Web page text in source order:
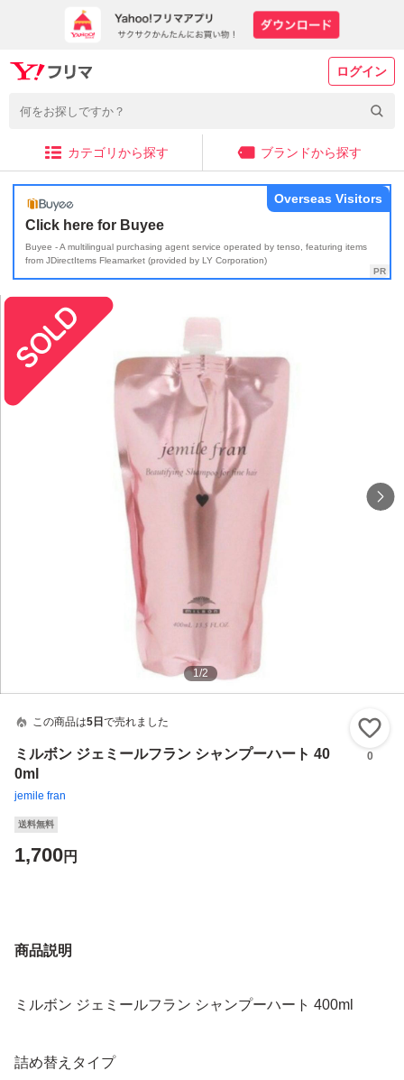
ログイン
カテゴリから探す ブランドから探す
Click here for Buyee
Buyee - A multilingual purchasing agent service operated by tenso, featuring items
from JDirectItems Fleamarket (provided by LY Corporation)
Overseas Visitors
1/2
この商品は5日 で売れました
ミルボン ジェミールフラン シャンプーハート 40
0ml
jemile fran
0
送料無料
1,700円
商品説明
ミルボン ジェミールフラン シャンプーハート 400ml
詰め替えタイプ